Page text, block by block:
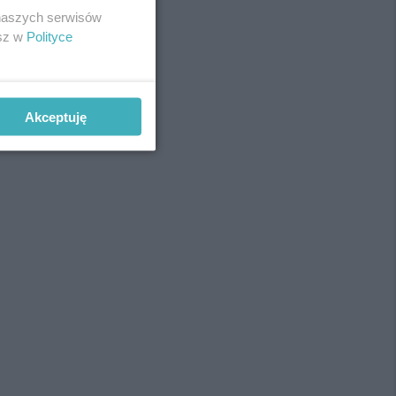
serwisów
w Polityce
Akceptuję